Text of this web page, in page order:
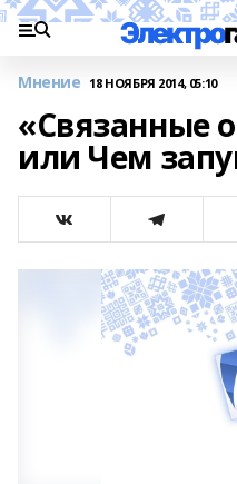
Мнение 18 НОЯБРЯ 2014, 05:10
«Связанные
или Чем